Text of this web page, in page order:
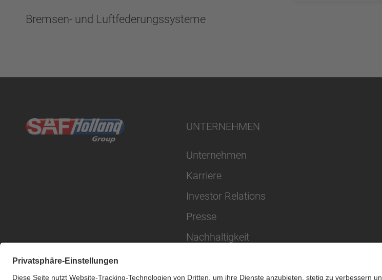
Bremsen- und Luftfederungssysteme
UNTERNEHMEN
Unternehmen
Karriere
Investor Relations
Presse
Nachhaltigkeit